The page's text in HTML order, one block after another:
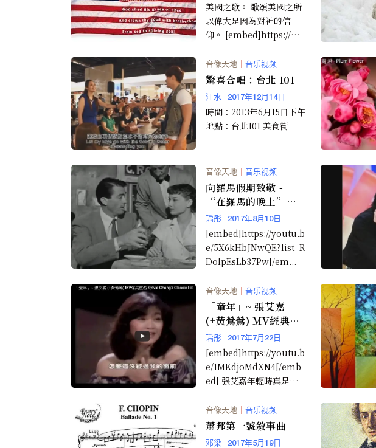
美國之歌。 歌頌美國之所
以偉大是因為對神的信
仰。 [embed]https://ww
音像天地 音乐视频
驚喜合唱：台北 101
汪水 2017年12月14日
時間：2013年6月15日下午
地點：台北101 美食街
音像天地 ｜ 音乐视频
向羅馬假期致敬 -
“在羅馬的晚上”
（視頻）
瑀彤 2017年8月10日
[embed]https://youtu.b
e/5X6kHbJNwQE?list=R
DolpEsLb37Pw[/em...
音像天地 ｜ 音乐视频
「童年」~ 張艾嘉
(+黃鶯鶯) MV經典重
溫 （視頻）
瑀彤 2017年7月22日
[embed]https://youtu.b
e/1MKdjoMdXN4[/emb
ed] 張艾嘉年輕時真是美
音像天地 ｜ 音乐视频
蕭邦第一號敘事曲
邓梁 2017年5月19日